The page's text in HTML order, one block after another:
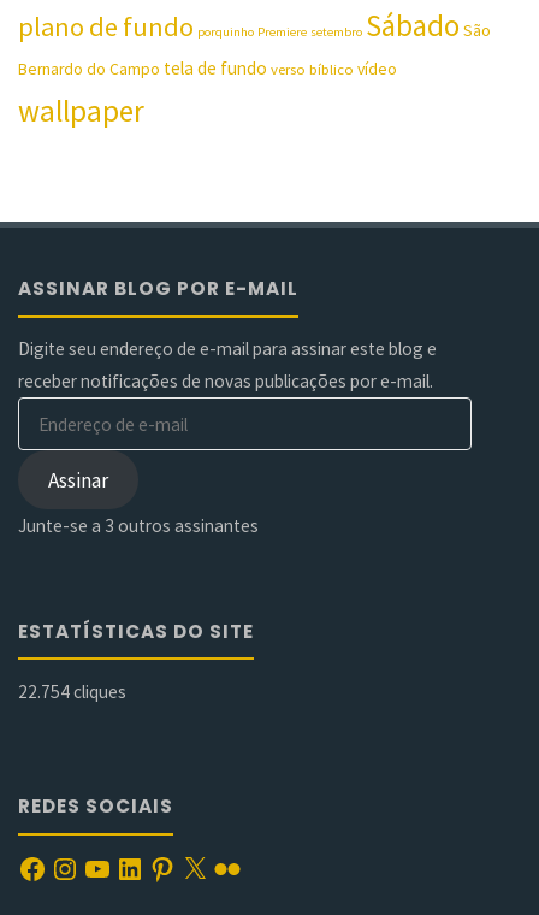
plano de fundo porquinho Premiere setembro Sábado São
Bernardo do Campo tela de fundo verso bíblico vídeo
wallpaper
ASSINAR BLOG POR E-MAIL
Digite seu endereço de e-mail para assinar este blog e
receber notificações de novas publicações por e-mail.
Endereço
de
Assinar
Junte-se a 3 outros assinantes
ESTATÍSTICAS DO SITE
22.754 cliques
REDES SOCIAIS
Facebook
Instagram
YouTubeLinkedInPinterest
X Flickr